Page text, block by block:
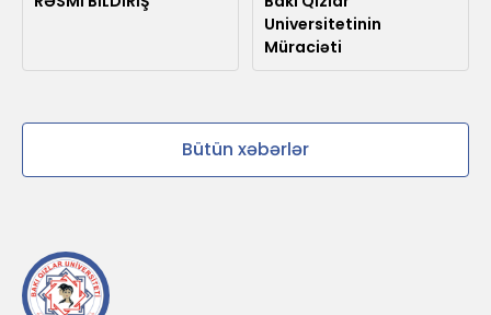
Universitetinin
Müraciəti
Bütün xəbərlər